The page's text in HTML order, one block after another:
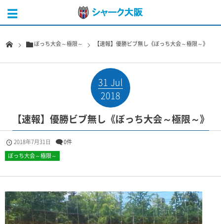
ぼっち大会～極限～ 【速報】優勝ビブ無し《ぼっち大会～極限～》
31 Jul
2018
【速報】優勝ビブ無し《ぼっち大会～極限～》
2018年7月31日
0件
ぼっち大会～極限～